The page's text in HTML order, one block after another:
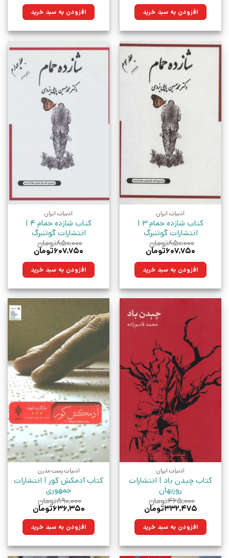
۶۰۰,۰۰۰تومان
بود.
۴۵۳,۰۰۰تومان.افزودن به سبد خرید ۹۵۰,۰۰۰تومان
بود.
۶۷۹,۲۵۰تومان.افزودن به سبد خرید
ادبیات ایران
کتاب شازده حمام 3 |
انتشارات گوتنبرگ
۸۵۰,۰۰۰تومان
قیمت
۸۵۰,۰۰۰تومان
بود.
۶۰۷,۷۵۰تومان
۶۰۷,۷۵۰تومان.افزودن به سبد خرید
ادبیات ایران
کتاب شازده حمام 4 |
انتشارات گوتنبرگ
۸۵۰,۰۰۰تومان
قیمت
۸۵۰,۰۰۰تومان
بود.
۶۰۷,۷۵۰تومان
۶۰۷,۷۵۰تومان.افزودن به سبد خرید
ادبیات ایران
کتاب چیدن باد | انتشارات
روزبهان
۴۶۵,۰۰۰تومان
قیمت
۴۶۵,۰۰۰تومان
بود.
۳۳۲,۴۷۵تومان
۳۳۲,۴۷۵تومان. افزودن به سبد خرید
ادبیات پست مدرن
کتاب آدمکش کور | انتشارات
جمهوری
۸۹۰,۰۰۰تومان
قیمت
۸۹۰,۰۰۰تومان
بود.
۶۳۶,۳۵۰تومان
۶۳۶,۳۵۰تومان.افزودن به سبد خرید